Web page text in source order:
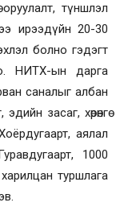
оруулалт, түншлэл
ирээдүйн 20-30
болно гэдэгт
НИТХ-ын дарга
саналыг албан
засаг, хөрөнгө
аялал
1000
туршлага